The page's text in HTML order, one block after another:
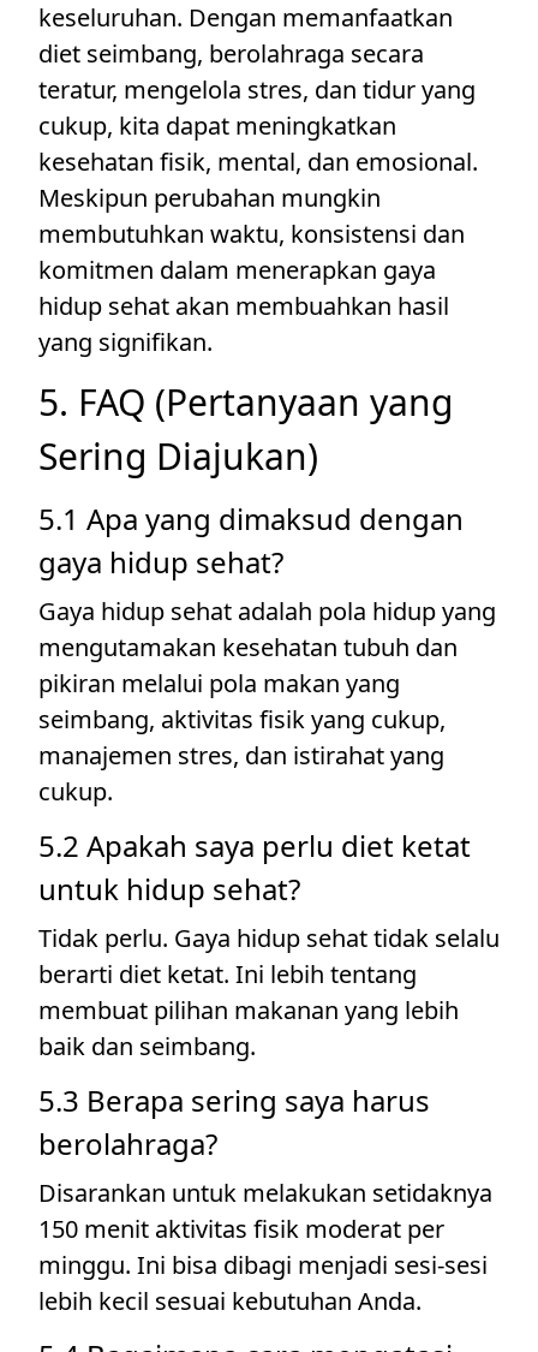
keseluruhan. Dengan memanfaatkan
diet seimbang, berolahraga secara
teratur, mengelola stres, dan tidur yang
cukup, kita dapat meningkatkan
kesehatan fisik, mental, dan emosional.
Meskipun perubahan mungkin
membutuhkan waktu, konsistensi dan
komitmen dalam menerapkan gaya
hidup sehat akan membuahkan hasil
yang signifikan.
5. FAQ (Pertanyaan yang
Sering Diajukan)
5.1 Apa yang dimaksud dengan
gaya hidup sehat?
Gaya hidup sehat adalah pola hidup yang
mengutamakan kesehatan tubuh dan
pikiran melalui pola makan yang
seimbang, aktivitas fisik yang cukup,
manajemen stres, dan istirahat yang
cukup.
5.2 Apakah saya perlu diet ketat
untuk hidup sehat?
Tidak perlu. Gaya hidup sehat tidak selalu
berarti diet ketat. Ini lebih tentang
membuat pilihan makanan yang lebih
baik dan seimbang.
5.3 Berapa sering saya harus
berolahraga?
Disarankan untuk melakukan setidaknya
150 menit aktivitas fisik moderat per
minggu. Ini bisa dibagi menjadi sesi-sesi
lebih kecil sesuai kebutuhan Anda.